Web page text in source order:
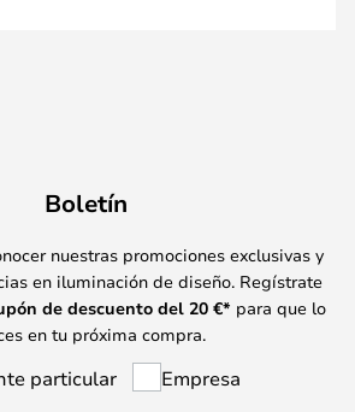
Boletín
nuestras promociones exclusivas y
en iluminación de diseño. Regístrate
de descuento del 20 €* para que lo
en tu próxima compra.
particular Empresa